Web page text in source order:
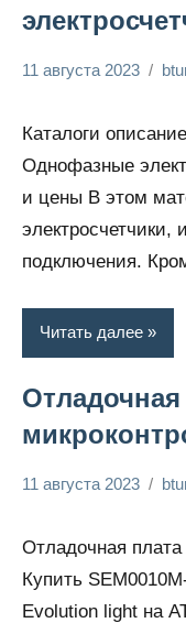
11 августа 2023
Каталоги
Однофазные
и цены В этом
электросчетчики,
подключения.
Читать далее
Отладочная
11 августа 2023
Отладочная
Купить
Evolution light на